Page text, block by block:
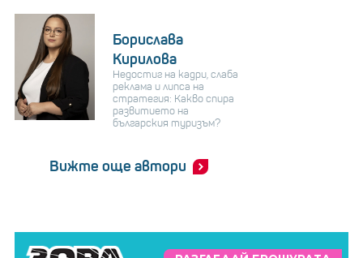
Борислава
Кирилова
Недостиг на кадри, слаба
реклама и липса на
стратегия: Какво спира
развитието на
българския туризъм?
Вижте още автори